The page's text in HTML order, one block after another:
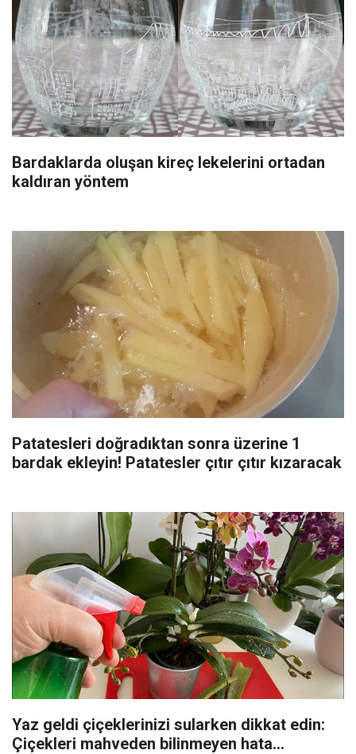
Bardaklarda oluşan kireç lekelerini ortadan
kaldıran yöntem
Patatesleri doğradıktan sonra üzerine 1
bardak ekleyin! Patatesler çıtır çıtır kızaracak
Yaz geldi çiçeklerinizi sularken dikkat edin:
Çiçekleri mahveden bilinmeyen hata...